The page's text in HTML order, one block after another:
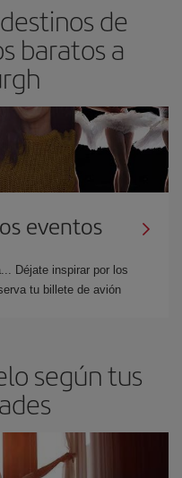
de
baratos a
eventos
Déjate inspirar por los
tu billete de avión
según tus